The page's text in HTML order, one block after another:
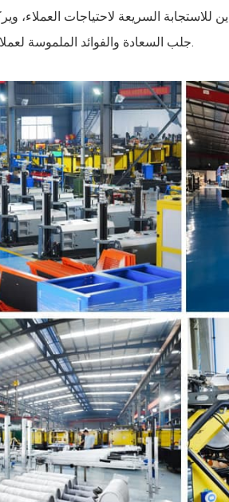
للاستجابة السريعة لاحتياجات العملاء،
جلب السعادة والفوائد الملموسة لعملائهم من خلال منتجاتهم وخدماتهم.